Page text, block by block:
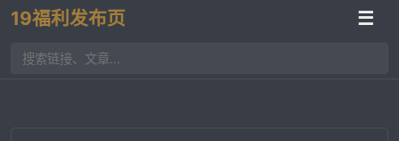
19福利发布页 ☰